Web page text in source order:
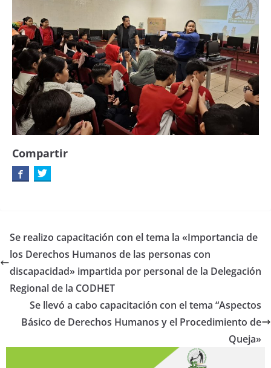
Compartir
Se realizo capacitación con el tema la «Importancia de
los Derechos Humanos de las personas con
discapacidad» impartida por personal de la Delegación
Regional de la CODHET
Se llevó a cabo capacitación con el tema “Aspectos
Básico de Derechos Humanos y el Procedimiento de
Queja»